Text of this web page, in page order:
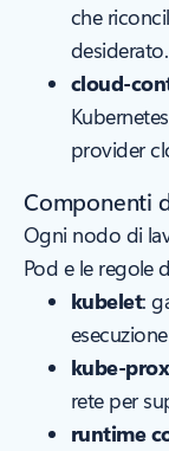
che
desiderato.
cloud-
provider
Componenti
Ogni nodo di
Pod e le regole
kubelet:
kube-
rete per
runtime